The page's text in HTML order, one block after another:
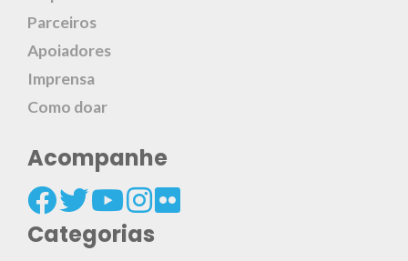
Parceiros
Apoiadores
Imprensa
Como doar
Acompanhe
Categorias